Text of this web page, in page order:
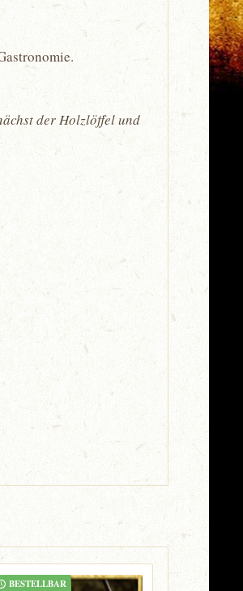
der Holzlöffel und
BESTELLBAR